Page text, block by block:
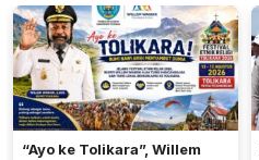
“Ayo ke Tolikara”, Willem